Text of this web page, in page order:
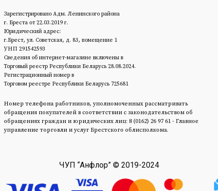
Зарегистрировано Адм. Ленинского района
г. Бреста от 22.03.2019 г.
Юридический адрес:
г.Брест, ул. Советская, д. 83, помещение 1
УНП 291542593
Сведения об интернет-магазине включены в
Торговый реестр Республики Беларусь 28.08.2024.
Регистрационный номер в
Торговом реестре Республики Беларусь 725681
Номер телефона работников, уполномоченных рассматривать
обращения покупателей в соответствии с законодательством об
обращениях граждан и юридических лиц: 8 (0162) 26 97 61 - Главное
управление торговли и услуг Брестского облисполкома.
ЧУП “Анфлор” © 2019-2024